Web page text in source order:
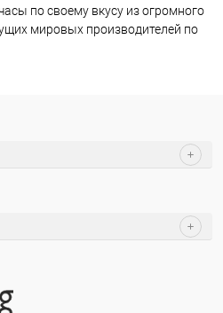
по своему вкусу из огромного
мировых производителей по